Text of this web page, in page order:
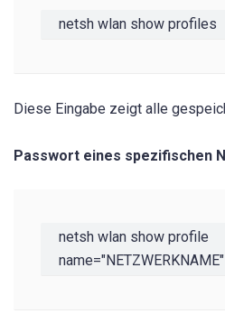
netsh wlan show profiles
Diese Eingabe zeigt alle
Passwort eines spezifischen
netsh wlan show profile